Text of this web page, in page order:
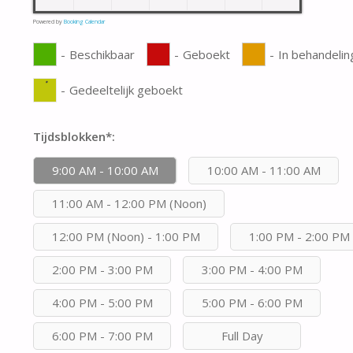
Powered by Booking Calendar
- Beschikbaar - Geboekt - In
· - Gedeeltelijk geboekt
Tijdsblokken*:
9:00 AM - 10:00 AM 10:00 AM - 11:00 AM
11:00 AM - 12:00 PM (Noon)
12:00 PM (Noon) - 1:00 PM 1:00 PM - 2:00 PM
2:00 PM - 3:00 PM 3:00 PM - 4:00 PM
4:00 PM - 5:00 PM 5:00 PM - 6:00 PM
6:00 PM - 7:00 PM Full Day